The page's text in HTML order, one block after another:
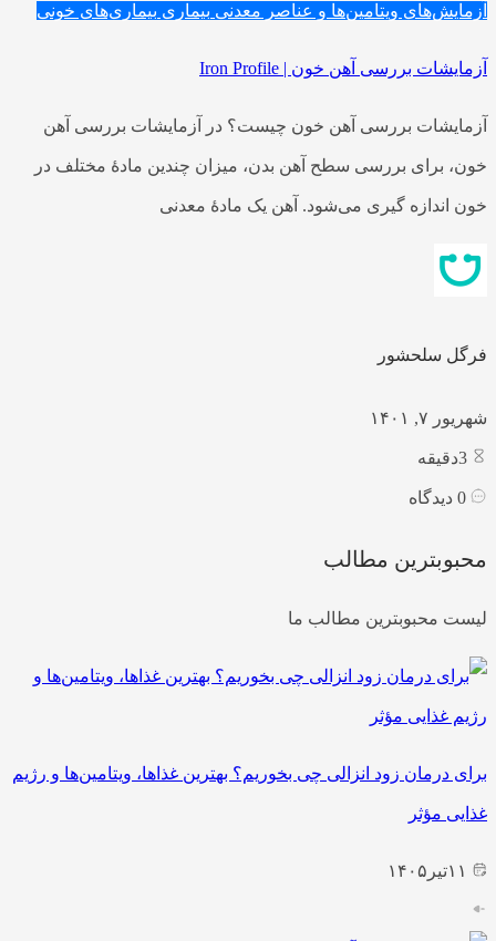
آزمایش‌های ویتامین‌ها و عناصر معدنی بیماری بیماری‌های خونی
آزمایشات بررسی آهن خون | Iron Profile
آزمایشات بررسی آهن خون چیست؟ در آزمایشات بررسی آهن
خون، برای بررسی سطح آهن بدن، میزان چندین مادهٔ مختلف در
خون اندازه‌ گیری می‌شود. آهن یک مادهٔ معدنی
فرگل سلحشور
شهریور ۷, ۱۴۰۱
دقیقه
دیدگاه
محبوبترین مطالب
لیست محبوبترین مطالب ما
برای درمان زود انزالی چی بخوریم؟ بهترین غذاها، ویتامین‌ها و رژیم
غذایی مؤثر
۱۱تیر ۱۴۰۵